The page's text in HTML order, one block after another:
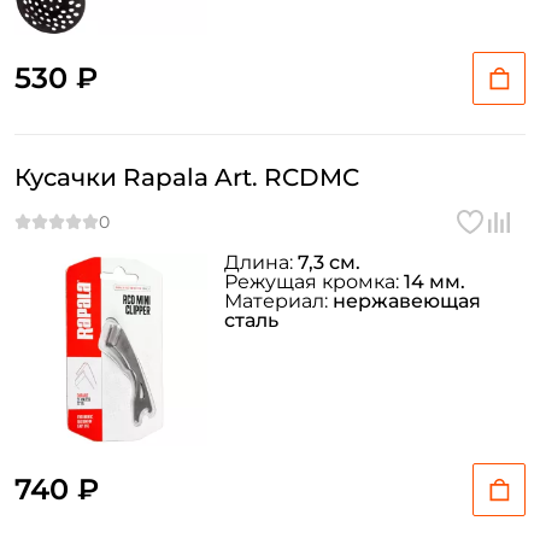
530 ₽
Кусачки Rapala Art. RCDMC
740 ₽
Длина: 7,3 см.
Режущая кромка: 14 мм.
Материал: нержавеющая
сталь